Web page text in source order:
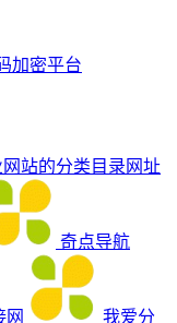
加密平台
站的分类目录网址
奇点导航
网 我爱分